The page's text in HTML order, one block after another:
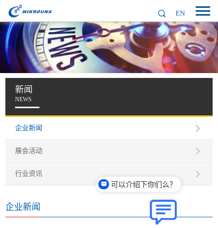
EN
新闻
NEWS
企业新闻
展会活动
行业资讯
企业新闻
可以介绍下你们么？